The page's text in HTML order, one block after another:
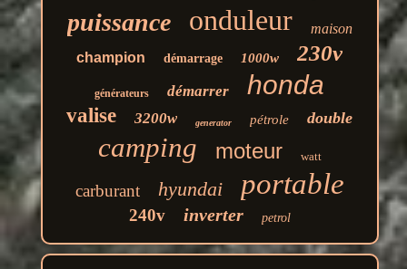
puissance onduleur
maison
champion
démarrage 1000w 230v
générateurs démarrer honda
valise 3200w generator pétrole double
camping moteur watt
carburant hyundai portable
240v inverter petrol